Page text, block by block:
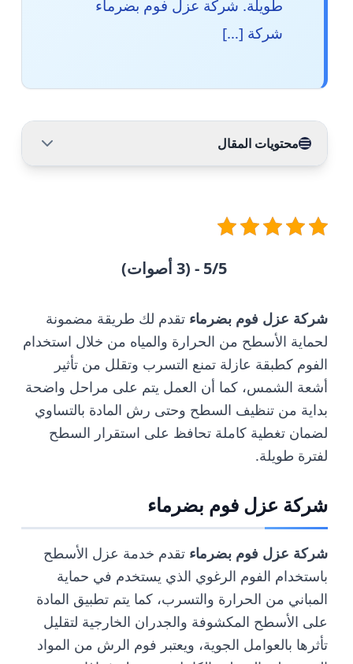
طويلة. شركة عزل فوم بضرماء
شركة […]
محتويات المقال
5/5 - (3 أصوات)
شركة عزل فوم بضرماء تقدم لك طريقة مضمونة
لحماية الأسطح من الحرارة والمياه من خلال استخدام
الفوم كطبقة عازلة تمنع التسرب وتقلل من تأثير
أشعة الشمس، كما أن العمل يتم على مراحل واضحة
بداية من تنظيف السطح وحتى رش المادة بالتساوي
لضمان تغطية كاملة تحافظ على استقرار السطح
لفترة طويلة.
شركة عزل فوم بضرماء
شركة عزل فوم بضرماء تقدم خدمة عزل الأسطح
باستخدام الفوم الرغوي الذي يستخدم في حماية
المباني من الحرارة والتسرب، كما يتم تطبيق المادة
على الأسطح المكشوفة والجدران الخارجية لتقليل
تأثرها بالعوامل الجوية، ويعتبر فوم الرش من المواد